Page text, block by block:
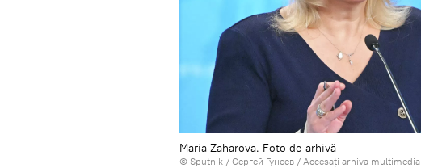
Maria Zaharova. Foto de arhivă
© Sputnik / Сергей Гунеев / Accesați arhiva multimedia